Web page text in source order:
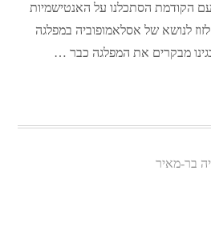
הקודמת הסתכלנו על האנטישמיות
לנושא של אסלאמופוביה במפלגה
מבקרים את המפלגה כבר …
בר-מאיר